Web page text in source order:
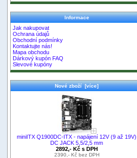
Informace
Jak nakupovat
Ochrana údajů
Obchodní podmínky
Kontaktujte nás!
Mapa obchodu
Dárkový kupón FAQ
Slevové kupóny
Nové zboží [více]
miniITX Q1900DC-ITX - napájení 12V (9 až 19V)
DC JACK 5,5/2,5 mm
2892,- Kč s DPH
2390,- Kč bez DPH